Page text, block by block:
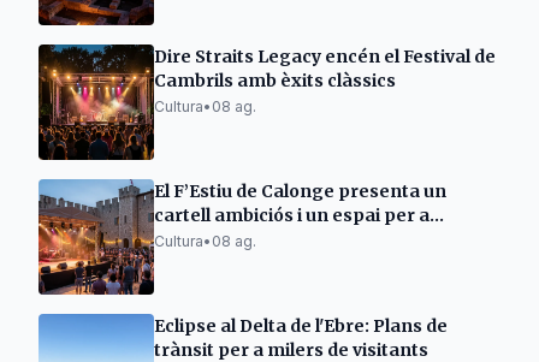
Dire Straits Legacy encén el Festival de
Cambrils amb èxits clàssics
Cultura• 08 ag.
El F’Estiu de Calonge presenta un
cartell ambiciós i un espai per a
emergents
Cultura• 08 ag.
Eclipse al Delta de l'Ebre: Plans de
trànsit per a milers de visitants